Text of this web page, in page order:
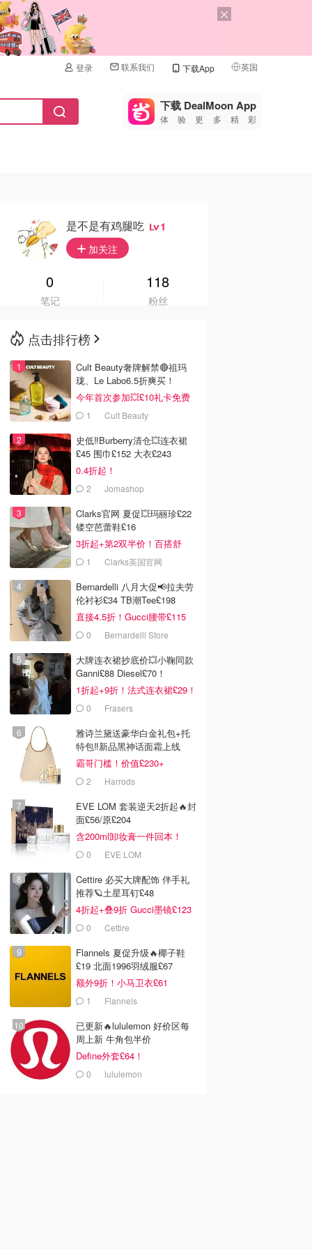
登录 联系我们 下载App 英国
🇺🇸
🇨🇳 中国
🇮🇹
🇦🇺
下载 DealMoon App
体验更多精彩
是不是有鸡腿吃 1
加关注
0
笔记
118
粉丝
点击排行榜
Cult Beauty奢牌解禁🔴祖玛
珑、Le Labo6.5折爽买！
今年首次参加💥£10礼卡免费
拿 1 Cult Beauty
史低‼️Burberry清仓💥连衣裙
£45 围巾£152 大衣£243
0.4折起！
2 Jomashop
Clarks官网 夏促💥玛丽珍£22
镂空芭蕾鞋£16
3折起+第2双半价！百搭舒
服！1 Clarks英国官网
Bernardelli 八月大促📢拉夫劳
伦衬衫£34 TB潮Tee£198
直接4.5折！Gucci腰带£115
0 Bernardelli Store
大牌连衣裙抄底价💥小鞠同款
Ganni£88 Diesel£70！
1折起+9折！法式连衣裙£29！
0 Frasers
雅诗兰黛送豪华白金礼包+托
特包‼️新品黑神话面霜上线
霸哥门槛！价值£230+
2 Harrods
EVE LOM 套装逆天2折起🔥封
面£56/原£204
含200ml卸妆膏一件回本！
0 EVE LOM
Cettire 必买大牌配饰 伴手礼
推荐🪐土星耳钉£48
4折起+叠9折 Gucci墨镜£123
0 Cettire
Flannels 夏促升级🔥椰子鞋
£19 北面1996羽绒服£67
额外9折！小马卫衣£61
1 Flannels
已更新🔥lululemon 好价区每
周上新 牛角包半价
Define外套£64！
0 lululemon